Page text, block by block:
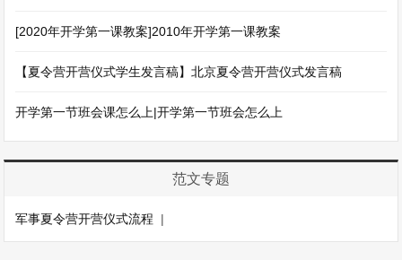
[2020年开学第一课教案]2010年开学第一课教案
【夏令营开营仪式学生发言稿】北京夏令营开营仪式发言稿
开学第一节班会课怎么上|开学第一节班会怎么上
范文专题
军事夏令营开营仪式流程 |